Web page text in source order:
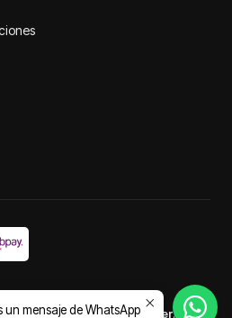
Desarrollado por Jumpseller.
un mensaje de WhatsApp